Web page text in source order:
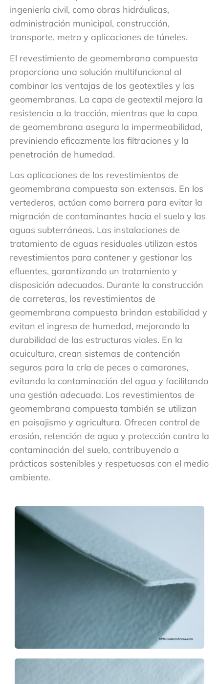
ingeniería civil, como obras hidráulicas,
administración municipal, construcción,
transporte, metro y aplicaciones de túneles.
El revestimiento de geomembrana compuesta
proporciona una solución multifuncional al
combinar las ventajas de los geotextiles y las
geomembranas. La capa de geotextil mejora la
resistencia a la tracción, mientras que la capa
de geomembrana asegura la impermeabilidad,
previniendo eficazmente las filtraciones y la
penetración de humedad.
Las aplicaciones de los revestimientos de
geomembrana compuesta son extensas. En los
vertederos, actúan como barrera para evitar la
migración de contaminantes hacia el suelo y las
aguas subterráneas. Las instalaciones de
tratamiento de aguas residuales utilizan estos
revestimientos para contener y gestionar los
efluentes, garantizando un tratamiento y
disposición adecuados. Durante la construcción
de carreteras, los revestimientos de
geomembrana compuesta brindan estabilidad y
evitan el ingreso de humedad, mejorando la
durabilidad de las estructuras viales. En la
acuicultura, crean sistemas de contención
seguros para la cría de peces o camarones,
evitando la contaminación del agua y facilitando
una gestión adecuada. Los revestimientos de
geomembrana compuesta también se utilizan
en paisajismo y agricultura. Ofrecen control de
erosión, retención de agua y protección contra la
contaminación del suelo, contribuyendo a
prácticas sostenibles y respetuosas con el medio
ambiente.